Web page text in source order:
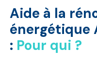
Aide à la
énergétique
: Pour qui ?